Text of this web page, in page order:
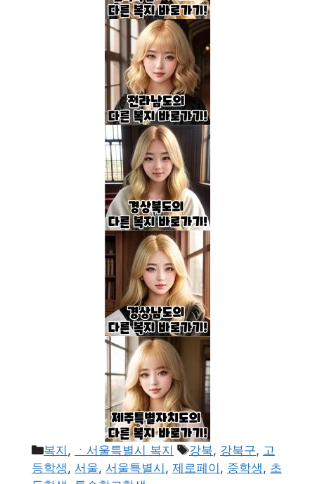
카
테
복지 , ㆍ서울특별시 복지
태
그
강북, 강북구, 고
등학생, 서울, 서울특별시 , 제로페이 , 중학생, 초